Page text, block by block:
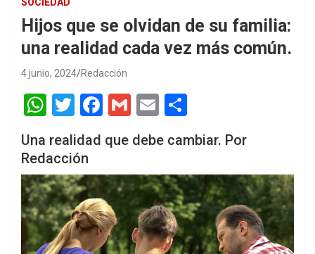
Hijos que se olvidan de su familia:
una realidad cada vez más común.
4 junio, 2024 Redacción
W
at
s
A
p
p
T
wi
tt
er
F
ce
b
o
o
k
G
m
ail
E
ail
h
ar
e
Una realidad que debe cambiar. Por
Redacción